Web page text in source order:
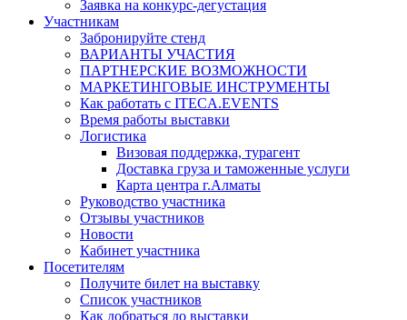
Заявка на конкурс-дегустация
Участникам
Забронируйте стенд
ВАРИАНТЫ УЧАСТИЯ
ПАРТНЕРСКИЕ ВОЗМОЖНОСТИ
МАРКЕТИНГОВЫЕ ИНСТРУМЕНТЫ
Как работать с ITECA.EVENTS
Время работы выставки
Логистика
Визовая поддержка, турагент
Доставка груза и таможенные услуги
Карта центра г.Алматы
Руководство участника
Отзывы участников
Новости
Кабинет участника
Посетителям
Получите билет на выставку
Список участников
Как добраться до выставки